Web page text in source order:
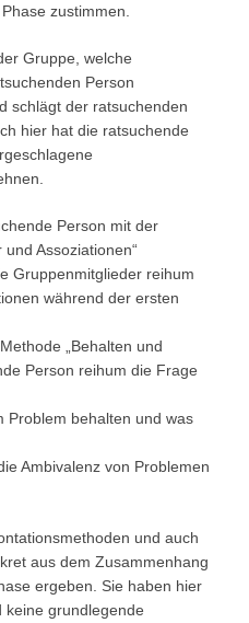
zustimmen.
Gruppe, welche
Person
schlägt der ratsuchenden
hier hat die ratsuchende
Person mit der
Assoziationen“
Gruppenmitglieder reihum
während der ersten
„Behalten und
Person reihum die Frage
Problem behalten und was
Ambivalenz von Problemen
und auch
aus dem Zusammenhang
ergeben. Sie haben hier
keine grundlegende